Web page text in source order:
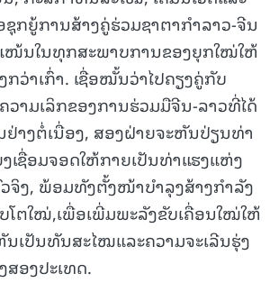
ຊຸກຍູ້ການສ້າງຄູ່ຮ່ວມຊາຕາກຳລາວ-ຈີນ
ໜ້ນໃນທຸກສະພາບການຂອງຍຸກໃໝ່ໃຫ້
ກວ່າເກົ່າ. ເຊື່ອໝັ້ນວ່າໄປຄຽງຄູ່ກັບ
ວາມເລິກຂອງການຮ່ວມມືຈີນ-ລາວທີ່ໄດ້
າງຕໍ່ເນື່ອງ, ສອງຝ່າຍຈະຫັນປ່ຽນທ່າ
ງເຊື່ອມຈອດໃຫ້ກາຍເປັນທ່າແຮງແຫ່ງ
ຈິງ, ພ້ອມທັງຕັ້ງໜ້າບຳລຸງສ້າງກຳລັງ
ໂຕໃໝ່,ເພື່ອເພີ່ມພະລັງຂັບເຄື່ອນໃໝ່ໃຫ້
ເປັນທັນສະໄໝແລະຄວາມຈະເລີນຮຸ່ງ
ສອງປະເທດ.